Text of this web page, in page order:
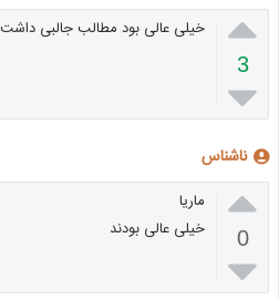

3

خیلی عالی بود مطالب جالبی داشت
ناشناس

0

ماریا
خیلی عالی بودند